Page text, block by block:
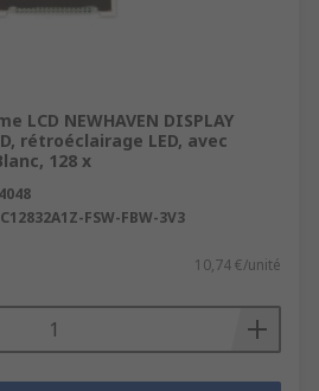
LCD NEWHAVEN DISPLAY
rétroéclairage LED, avec
128 x
FSW-FBW-3V3
10,74 €/unité